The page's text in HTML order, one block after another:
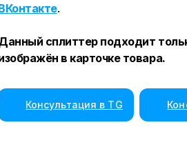
.
сплиттер подходит
в карточке товара.
Консультация в TG